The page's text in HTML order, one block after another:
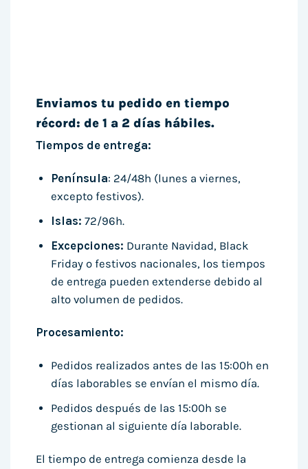
Enviamos tu pedido en tiempo
récord: de 1 a 2 días hábiles.
Tiempos de entrega:
Península: 24/48h (lunes a viernes,
excepto festivos).
Islas: 72/96h.
Excepciones: Durante Navidad, Black
Friday o festivos nacionales, los tiempos
de entrega pueden extenderse debido al
alto volumen de pedidos.
Procesamiento:
Pedidos realizados antes de las 15:00h en
días laborables se envían el mismo día.
Pedidos después de las 15:00h se
gestionan al siguiente día laborable.
El tiempo de entrega comienza desde la